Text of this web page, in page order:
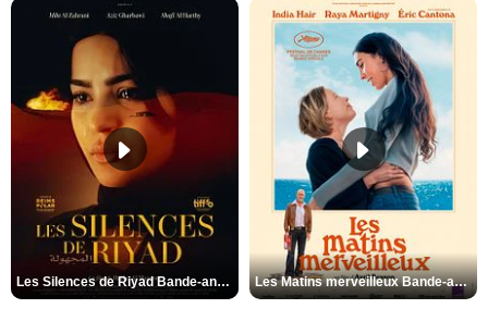
Les Silences de Riyad Bande-annonce VO STFR Les Matins merveilleux Bande-annonce VF